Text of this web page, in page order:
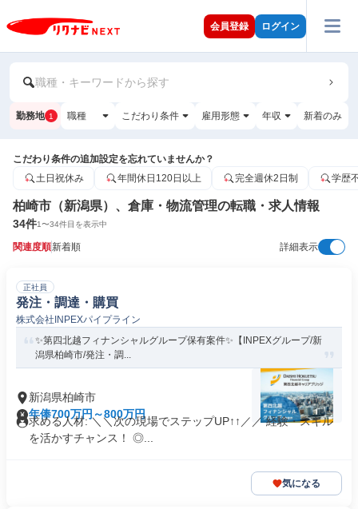
会員登録 ログイン
職種・キーワードから探す
勤務地 1 職種 こだわり条件 雇用形態 年収 新着のみ
こだわり条件の追加設定を忘れていませんか？
土日祝休み
年間休日120日以上 完全週休2日制 学歴
柏崎市（新潟県）、倉庫・物流管理の転職・求人情報
34件1〜34件目を表示中
関連度順新着順 詳細表示
正社員
発注・調達・購買
株式会社INPEXパイプライン
✨️第四北越フィナンシャルグループ保有案件✨️【INPEXグループ/新
潟県柏崎市/発注・調...
新潟県柏崎市
年俸700万円～800万円
求める人材: ＼＼次の現場でステップUP↑↑／／ 経験・スキル
を活かすチャンス！ ◎...
気になる